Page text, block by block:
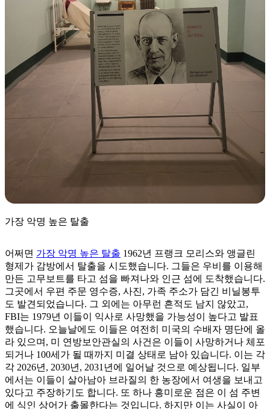
가장 악명 높은 탈출
어쩌면 가장 악명 높은 탈출 1962년 프랭크 모리스와 앵글린
형제가 감방에서 탈출을 시도했습니다. 그들은 우비를 이용해
만든 고무보트를 타고 섬을 빠져나와 인근 섬에 도착했습니다.
그곳에서 우편 주문 영수증, 사진, 가족 주소가 담긴 비닐봉투
도 발견되었습니다. 그 외에는 아무런 흔적도 남지 않았고,
FBI는 1979년 이들이 익사로 사망했을 가능성이 높다고 발표
했습니다. 오늘날에도 이들은 여전히 미국의 수배자 명단에 올
라 있으며, 미 연방보안관실의 사건은 이들이 사망하거나 체포
되거나 100세가 될 때까지 미결 상태로 남아 있습니다. 이는 각
각 2026년, 2030년, 2031년에 일어날 것으로 예상됩니다. 일부
에서는 이들이 살아남아 브라질의 한 농장에서 여생을 보내고
있다고 주장하기도 합니다. 또 하나 흥미로운 점은 이 섬 주변
에 식인 상어가 출몰한다는 것입니다. 하지만 이는 사실이 아